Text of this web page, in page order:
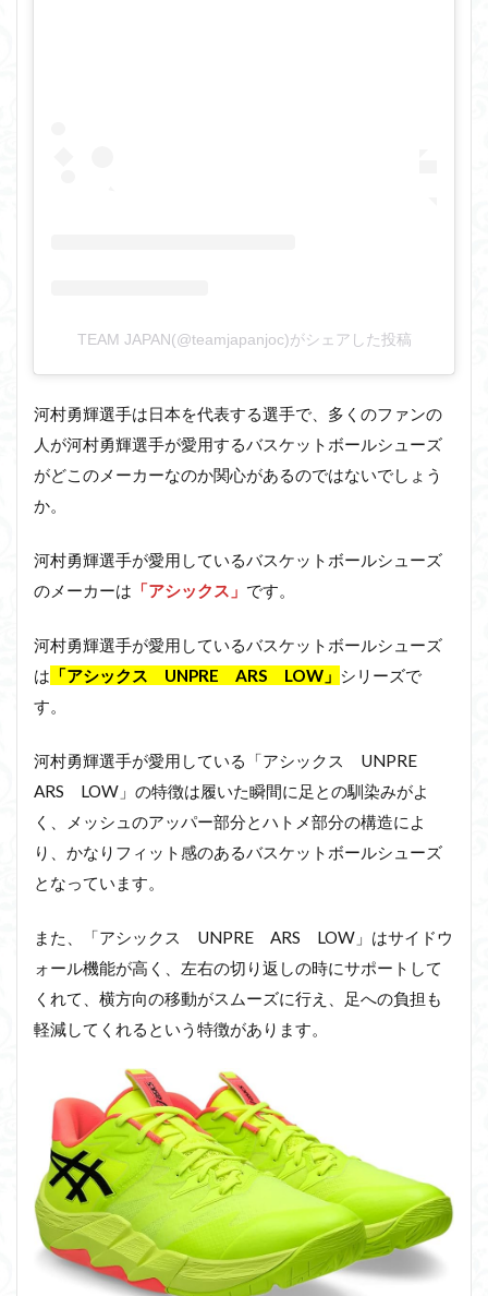
TEAM JAPAN(@teamjapanjoc)がシェアした投稿
河村勇輝選手は日本を代表する選手で、多くのファンの
人が河村勇輝選手が愛用するバスケットボールシューズ
がどこのメーカーなのか関心があるのではないでしょう
か。
河村勇輝選手が愛用しているバスケットボールシューズ
のメーカーは 「アシックス」 です。
河村勇輝選手が愛用しているバスケットボールシューズ
は 「アシックス UNPRE ARS LOW」 シリーズで
す。
河村勇輝選手が愛用している「アシックス UNPRE
ARS LOW」の特徴は履いた瞬間に足との馴染みがよ
く、メッシュのアッパー部分とハトメ部分の構造によ
り、かなりフィット感のあるバスケットボールシューズ
となっています。
また、「アシックス UNPRE ARS LOW」はサイドウ
ォール機能が高く、左右の切り返しの時にサポートして
くれて、横方向の移動がスムーズに行え、足への負担も
軽減してくれるという特徴があります。